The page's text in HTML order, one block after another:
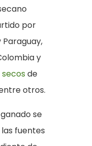
por
Paraguay,
y
de
otros.
se
fuentes